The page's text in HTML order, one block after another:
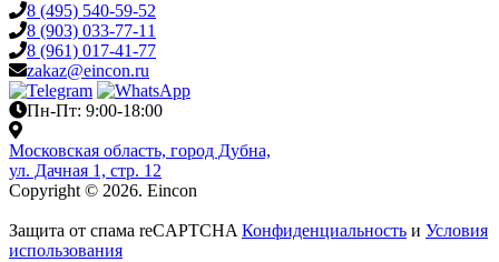
8 (495) 540-59-52
8 (903) 033-77-11
8 (961) 017-41-77
zakaz@eincon.ru
Пн-Пт: 9:00-18:00
Московская область, город Дубна,
ул. Дачная 1, стр. 12
Copyright © 2026. Eincon
Защита от спама reCAPTCHAКонфиденциальность и Условия
использования